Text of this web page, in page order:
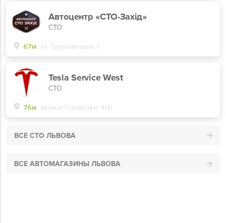
Автоцентр «СТО-Захід»
СТО
67м ул. Трускавецкая, 1
Tesla Service West
СТО
76м вулиця Стрийська, 45б
ВСЕ СТО ЛЬВОВА
ВСЕ АВТОМАГАЗИНЫ ЛЬВОВА